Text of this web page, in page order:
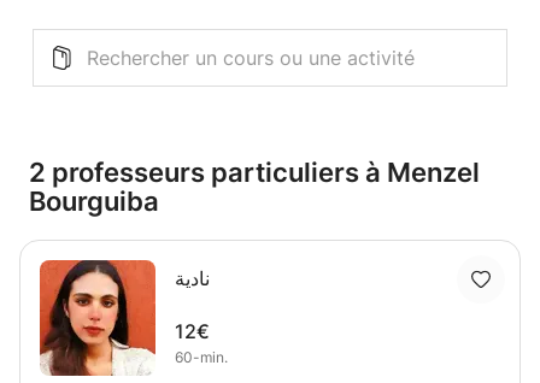
2 professeurs particuliers à Menzel
Bourguiba
نادية
12€
60-min.